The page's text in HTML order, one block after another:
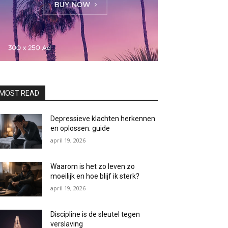
READ
Depressieve klachten herkennen
en oplossen: guide
april 19, 2026
Waarom is het zo leven zo
moeilijk en hoe blijf ik sterk?
april 19, 2026
Discipline is de sleutel tegen
verslaving